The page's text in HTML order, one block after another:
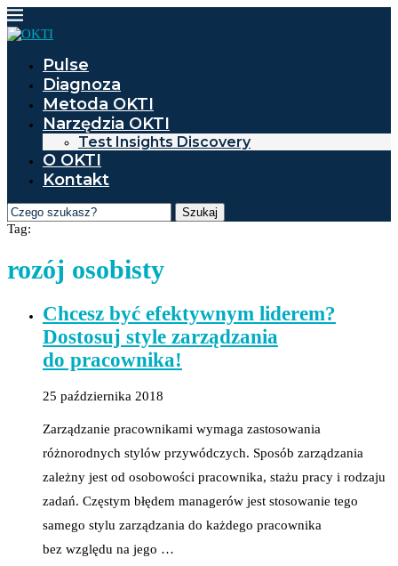
Pulse
Diagnoza
Metoda OKTI
Narzędzia OKTI
Test Insights Discovery
O OKTI
Kontakt
Szukaj
Tag:
rozój osobisty
Chcesz być efektywnym liderem?
Dostosuj style zarządzania
do pracownika!
25 października 2018
Zarządzanie pracownikami wymaga zastosowania
różnorodnych stylów przywódczych. Sposób zarządzania
zależny jest od osobowości pracownika, stażu pracy i rodzaju
zadań. Częstym błędem managerów jest stosowanie tego
samego stylu zarządzania do każdego pracownika
bez względu na jego …